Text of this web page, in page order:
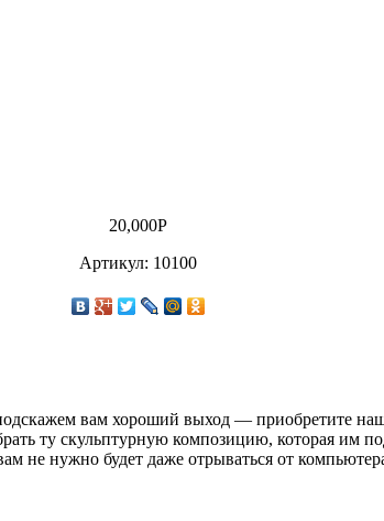
20,000Р
Артикул: 10100
вам хороший выход — приобретите
ту скульптурную композицию, которая им
не нужно будет даже отрываться от